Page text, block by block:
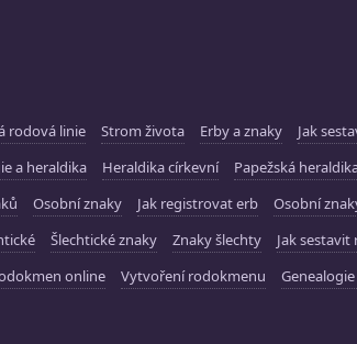
rodová linie Strom života Erby a znaky Jak
a heraldika Heraldika církevní Papežská
Osobní znaky Jak registrovat erb Osobní
Šlechtické znaky Znaky šlechty Jak
online Vytvoření rodokmenu